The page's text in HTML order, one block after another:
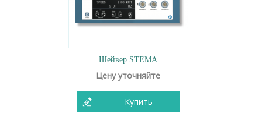
Шейвер STEMA
Цену уточняйте
Купить